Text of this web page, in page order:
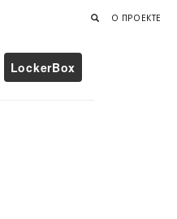
О ПРОЕКТЕ
LockerBox